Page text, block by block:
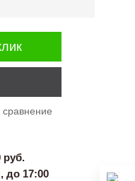
руб.
до 17:00